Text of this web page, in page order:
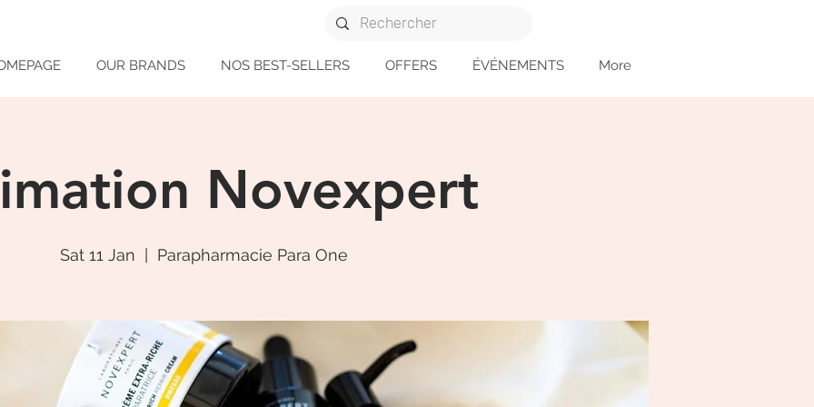
OUR BRANDS NOS BEST-SELLERS OFFERS ÉVÉNEMENTS More
Novexpert
Sat 11 Jan Parapharmacie Para One